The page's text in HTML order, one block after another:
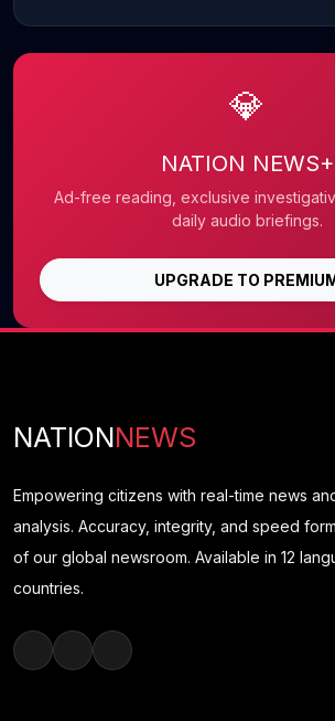
💎
NATION NEWS+
Ad-free reading, exclusive
daily audio briefings.
UPGRADE TO
NATIONNEWS
Empowering citizens with real-time news
analysis. Accuracy, integrity, and speed
of our global newsroom. Available in 12
countries.